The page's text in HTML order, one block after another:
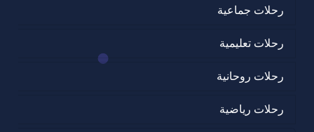
رحلات جماعية
رحلات تعليمية
رحلات روحانية
رحلات رياضية